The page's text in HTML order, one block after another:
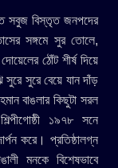
সবুজ বিস্তৃত জনপদের
সঙ্গমে সুর তোলে,
ঠোঁট শীর্ষ দিয়ে
সুরে বেয়ে যান দাঁড়
বাঙলার কিছুটা সরল
১৯৭৮ সনে
করে। প্রতিষ্ঠালগ্ন
মনকে বিশেষভাবে